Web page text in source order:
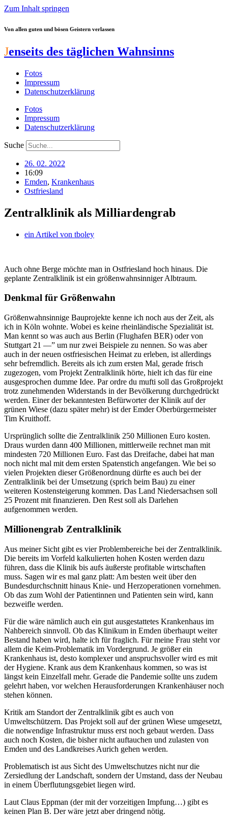
Zum Inhalt springen
Von allen guten und bösen Geistern verlassen
Jenseits des täglichen Wahnsinns
Fotos
Impressum
Datenschutzerklärung
Fotos
Impressum
Datenschutzerklärung
Suche
26. 02. 2022
16:09
Emden, Krankenhaus
Ostfriesland
Zentralklinik als Milliardengrab
ein Artikel von tboley
Auch ohne Berge möchte man in Ostfriesland hoch hinaus. Die
geplante Zentralklinik ist ein größenwahnsinniger Albtraum.
Denkmal für Größenwahn
Größenwahnsinnige Bauprojekte kenne ich noch aus der Zeit, als
ich in Köln wohnte. Wobei es keine rheinländische Spezialität ist.
Man kennt so was auch aus Berlin (Flughafen BER) oder von
Stuttgart 21 —” um nur zwei Beispiele zu nennen. So was aber
auch in der neuen ostfriesischen Heimat zu erleben, ist allerdings
sehr befremdlich. Bereits als ich zum ersten Mal, gerade frisch
zugezogen, vom Projekt Zentralklinik hörte, hielt ich das für eine
ausgesprochen dumme Idee. Par ordre du mufti soll das Großprojekt
trotz zunehmenden Widerstands in der Bevölkerung durchgedrückt
werden. Einer der bekanntesten Befürworter der Klinik auf der
grünen Wiese (dazu später mehr) ist der Emder Oberbürgermeister
Tim Kruithoff.
Ursprünglich sollte die Zentralklinik 250 Millionen Euro kosten.
Draus wurden dann 400 Millionen, mittlerweile rechnet man mit
mindesten 720 Millionen Euro. Fast das Dreifache, dabei hat man
noch nicht mal mit dem ersten Spatenstich angefangen. Wie bei so
vielen Projekten dieser Größenordnung dürfte es auch bei der
Zentralklinik bei der Umsetzung (sprich beim Bau) zu einer
weiteren Kostensteigerung kommen. Das Land Niedersachsen soll
25 Prozent mit finanzieren. Den Rest soll als Darlehen
aufgenommen werden.
Millionengrab Zentralklinik
Aus meiner Sicht gibt es vier Problembereiche bei der Zentralklinik.
Die bereits im Vorfeld kalkulierten hohen Kosten werden dazu
führen, dass die Klinik bis aufs äußerste profitable wirtschaften
muss. Sagen wir es mal ganz platt: Am besten weit über den
Bundesdurchschnitt hinaus Knie- und Herzoperationen vornehmen.
Ob das zum Wohl der Patientinnen und Patienten sein wird, kann
bezweifle werden.
Für die wäre nämlich auch ein gut ausgestattetes Krankenhaus im
Nahbereich sinnvoll. Ob das Klinikum in Emden überhaupt weiter
Bestand haben wird, halte ich für fraglich. Für meine Frau steht vor
allem die Keim-Problematik im Vordergrund. Je größer ein
Krankenhaus ist, desto komplexer und anspruchsvoller wird es mit
der Hygiene. Krank aus dem Krankenhaus kommen, so was ist
längst kein Einzelfall mehr. Gerade die Pandemie sollte uns zudem
gelehrt haben, vor welchen Herausforderungen Krankenhäuser noch
stehen können.
Kritik am Standort der Zentralklinik gibt es auch von
Umweltschützern. Das Projekt soll auf der grünen Wiese umgesetzt,
die notwendige Infrastruktur muss erst noch gebaut werden. Dass
auch noch Kosten, die bisher nicht auftauchen und zulasten von
Emden und des Landkreises Aurich gehen werden.
Problematisch ist aus Sicht des Umweltschutzes nicht nur die
Zersiedlung der Landschaft, sondern der Umstand, dass der Neubau
in einem Überflutungsgebiet liegen wird.
Laut Claus Eppman (der mit der vorzeitigen Impfung…) gibt es
keinen Plan B. Der wäre jetzt aber dringend nötig.